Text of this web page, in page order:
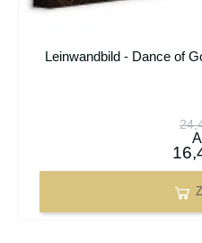
Leinwandbild - Dance of